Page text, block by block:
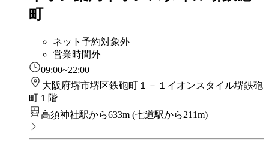
町
ネット予約対象外
営業時間外
09:00~22:00
大阪府堺市堺区鉄砲町１－１イオンスタイル堺鉄砲
町１階
高須神社駅から633m (七道駅から211m)